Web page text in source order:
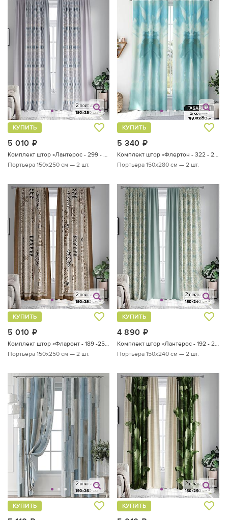
5 010
КУПИТЬ
Комплект штор «Лантерос - 299 - 250 см»
Портьера 150х250 см — 2 шт.
5 340
КУПИТЬ
Комплект штор «Флертон - 322 - 280 см»
Портьера 150х280 см — 2 шт.
5 010
КУПИТЬ
Комплект штор «Фларонт - 189 -250 см»
Портьера 150х250 см — 2 шт.
4 890
КУПИТЬ
Комплект штор «Лантерос - 192 - 240 см»
Портьера 150х240 см — 2 шт.
КУПИТЬ КУПИТЬ